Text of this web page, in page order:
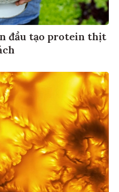
đầu tạo protein thịt